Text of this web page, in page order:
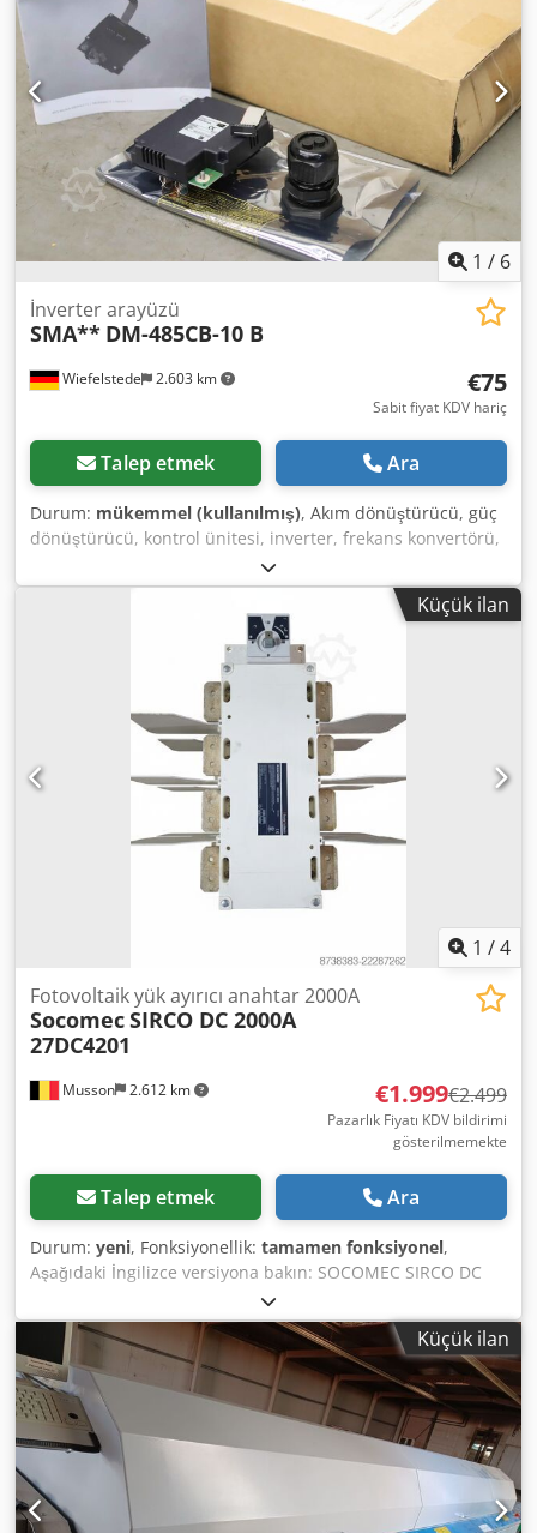
1 / 6
Wiefelstede 2.603 km
İnverter arayüzü
SMA** DM-485CB-10 B
€75
Sabit fiyat KDV hariç
Talep etmek Ara
Durum: mükemmel (kullanılmış), Akım dönüştürücü, güç
dönüştürücü, kontrol ünitesi, inverter, frekans konvertörü,
güneş enerjisi inverteri, 485i-modüller Chjdpfeip Rcvox Ak
Tja -Üretici: SMA, SMA inverterleri için arayüz yükseltme
seti 485i-modül Ovp -Tip: DM-485CB-10 B -Adet: 1x modül
mevcut -Karton ölçüleri: 280/170/H85 mm -Ağırlık: 0,6 kg
Küçük ilan
1 /4
Musson 2.612 km
Fotovoltaik yük ayırıcı anahtar 2000A
SocomecSIRCO DC 2000A
27DC4201
€1.999€2.499
Pazarlık Fiyatı KDV bildirimi
gösterilmemekte
Talep etmek Ara
Durum: yeni, Fonksiyonellik: tamamen fonksiyonel,
Aşağıdaki İngilizce versiyona bakın: SOCOMEC SIRCO DC
2000A Tip: Ayırıcı Anahtar / Fotovoltaik İzolatör Nominal
Akım: 2000A Gerilim: 1000V DC'ye kadar Uygulamalar:
Fotovoltaik (PV) Sistemler, Güneş Enerjisi Tesisleri, Elektrik
Devrelerinin Ayrılması Marka: SOCOMEC (Enerji koruma ve
yönetimi alanında dünya çapında tanınan bir marka)
Durum: Yeni 2000A yüksek kapasiteli, özellikle fotovoltaik
uygulamalar için tasarlanmış, zorlu ortamlarda güvenilir
performans sağlayan ayırıcı anahtar. Güneş enerjisi
sistemleri için güvenilir koruma, elektrik devrelerinin
güvenli bir şekilde izole edilmesini ve ayrılmasını sağlar.
Küçük ilan